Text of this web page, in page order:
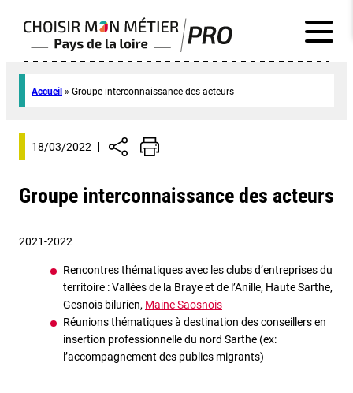
Accueil » Groupe interconnaissance des acteurs
18/03/2022
Groupe interconnaissance des acteurs
2021-2022
Rencontres thématiques avec les clubs d’entreprises du
territoire : Vallées de la Braye et de l’Anille, Haute Sarthe,
Gesnois bilurien, Maine Saosnois
Réunions thématiques à destination des conseillers en
insertion professionnelle du nord Sarthe (ex:
l’accompagnement des publics migrants)